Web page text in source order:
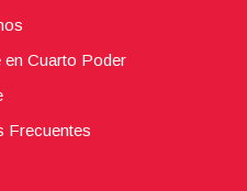
en Cuarto Poder
Frecuentes